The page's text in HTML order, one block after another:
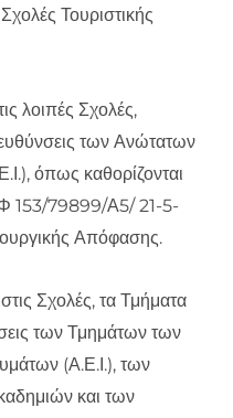
Τουριστικής
λοιπές Σχολές,
των Ανώτατων
όπως καθορίζονται
Φ 153/79899/Α5/ 21-5-
Απόφασης.
Σχολές, τα Τμήματα
των Τμημάτων των
(Α.Ε.Ι.), των
και των